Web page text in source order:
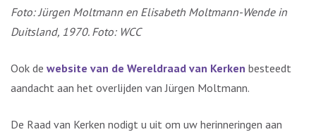
Foto: Jürgen Moltmann en Elisabeth Moltmann-Wende in
Duitsland, 1970. Foto: WCC
Ook de website van de Wereldraad van Kerken besteedt
aandacht aan het overlijden van Jürgen Moltmann.
De Raad van Kerken nodigt u uit om uw herinneringen aan